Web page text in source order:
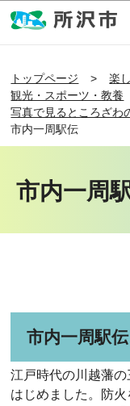
トップページ
楽
観光・スポーツ・教養
写真で見るところざわ
市内一周駅伝
市内一周
市内一周駅伝
江戸時代の川越藩
はじめました。防